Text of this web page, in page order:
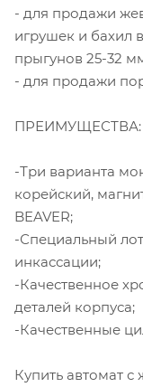
- для продажи
игрушек и бахил
прыгунов 25-32
- для продажи
ПРЕИМУЩЕСТВА:
-Три варианта
корейский,
BEAVER;
-Специальный
инкассации;
-Качественное
деталей корпуса;
-Качественные
Купить автомат